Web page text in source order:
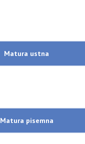
Matura ustna
Matura pisemna